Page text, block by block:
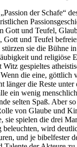
der Schafe“
und Teufel,
und Teufel
sie die
und
gespieltes
die eine,
die Reste
ein wenig
selten Spaß. Aber
von Glaube und
spielen die drei
wird
und je